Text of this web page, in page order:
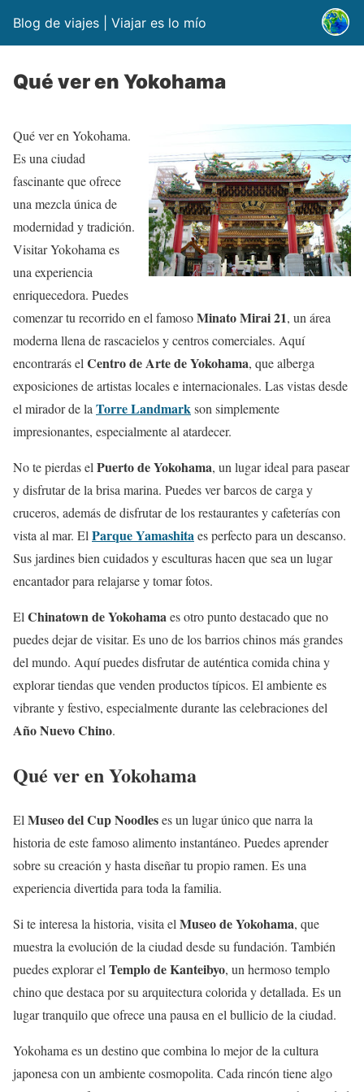
Blog de viajes | Viajar es lo mío
Qué ver en Yokohama
Qué ver en Yokohama.
Es una ciudad
fascinante que ofrece
una mezcla única de
modernidad y tradición.
Visitar Yokohama es
una experiencia
enriquecedora. Puedes
comenzar tu recorrido en el famosoMinato Mirai 21, un área
moderna llena de rascacielos y centros comerciales. Aquí
encontrarás el Centro de Arte de Yokohama, que alberga
exposiciones de artistas locales e internacionales. Las vistas desde
el mirador de la Torre Landmarkson simplemente
impresionantes, especialmente al atardecer.
No te pierdas el Puerto de Yokohama, un lugar ideal para pasear
y disfrutar de la brisa marina. Puedes ver barcos de carga y
cruceros, además de disfrutar de los restaurantes y cafeterías con
vista al mar. El Parque Yamashitaes perfecto para un descanso.
Sus jardines bien cuidados y esculturas hacen que sea un lugar
encantador para relajarse y tomar fotos.
El Chinatown de Yokohamaes otro punto destacado que no
puedes dejar de visitar. Es uno de los barrios chinos más grandes
del mundo. Aquí puedes disfrutar de auténtica comida china y
explorar tiendas que venden productos típicos. El ambiente es
vibrante y festivo, especialmente durante las celebraciones del
Año Nuevo Chino.
Qué ver en Yokohama
El Museo del Cup Noodleses un lugar único que narra la
historia de este famoso alimento instantáneo. Puedes aprender
sobre su creación y hasta diseñar tu propio ramen. Es una
experiencia divertida para toda la familia.
Si te interesa la historia, visita el Museo de Yokohama, que
muestra la evolución de la ciudad desde su fundación. También
puedes explorar el Templo de Kanteibyo, un hermoso templo
chino que destaca por su arquitectura colorida y detallada. Es un
lugar tranquilo que ofrece una pausa en el bullicio de la ciudad.
Yokohama es un destino que combina lo mejor de la cultura
japonesa con un ambiente cosmopolita. Cada rincón tiene algo